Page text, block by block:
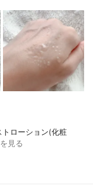
トローション(化粧
見る